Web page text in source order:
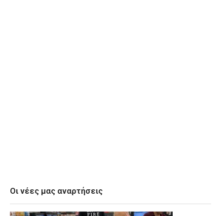
Οι νέες μας αναρτήσεις